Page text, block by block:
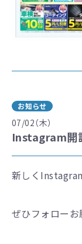
お知らせ
07/02（木）
Instagram開
新しく
ぜひフォロー